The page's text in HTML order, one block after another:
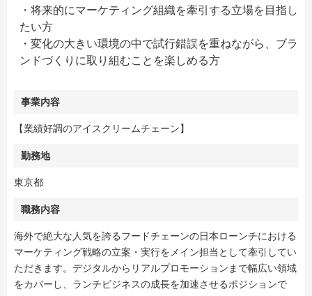
・将来的にマーケティング組織を牽引する立場を目指し
たい方
・変化の大きい環境の中で試行錯誤を重ねながら、ブラ
ンドづくりに取り組むことを楽しめる方
事業内容
【業績好調のアイスクリームチェーン】
勤務地
東京都
職務内容
海外で絶大な人気を誇るフードチェーンの日本ローンチにおける
マーケティング戦略の立案・実行をメイン担当として牽引してい
ただきます。デジタルからリアルプロモーションまで幅広い領域
をカバーし、ランチビジネスの成長を加速させるポジションで